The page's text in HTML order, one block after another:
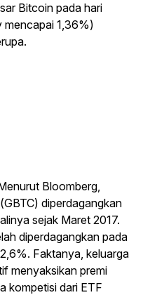
Bitcoin pada hari
mencapai 1,36%)
Bloomberg,
diperdagangkan
sejak Maret 2017.
diperdagangkan pada
Faktanya, keluarga
menyaksikan premi
kompetisi dari ETF